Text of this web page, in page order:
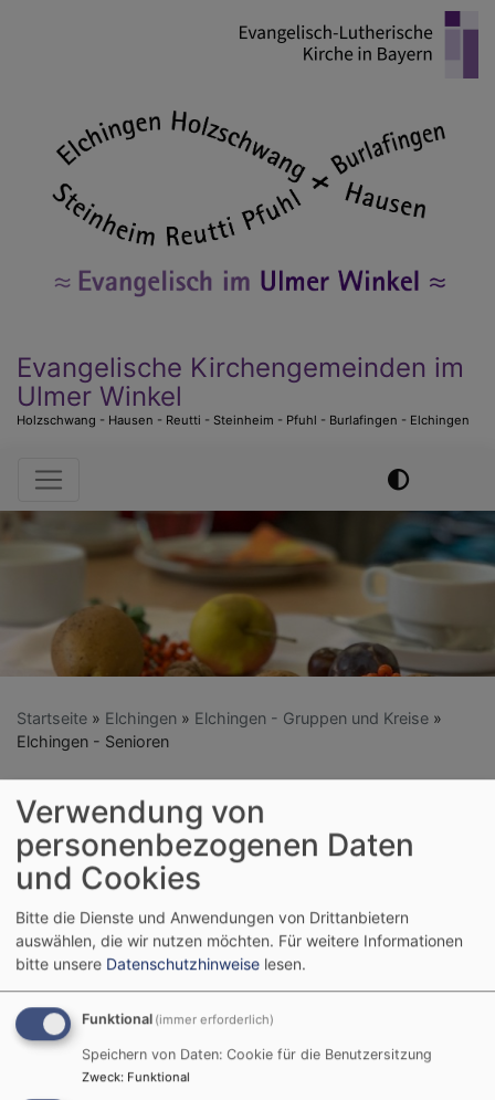
Evangelische Kirchengemeinden im
Ulmer Winkel
Holzschwang - Hausen - Reutti - Steinheim - Pfuhl - Burlafingen - Elchingen
Hauptnavigation
Startseite Elchingen
Elchingen - Gruppen und Kreise
Elchingen - Senioren
Elchingen - Senioren
Unser Programm für das Frühjahr 2026:
Mittwoch, den 11.Februar 2026:
Naturkunde-Museum in Ulm am Kornhaus
Uns erwarten Natur und Urgeschichte der Region,
sowie Fossilien und Mineralien mit
Verwendung von
personenbezogenen Daten
und Cookies
Bitte die Dienste und Anwendungen von Drittanbietern
auswählen, die wir nutzen möchten. Für weitere Informationen
bitte unsere Datenschutzhinweise lesen.
Funktional (immer erforderlich)
Speichern von Daten: Cookie für die Benutzersitzung
Zweck: Funktional